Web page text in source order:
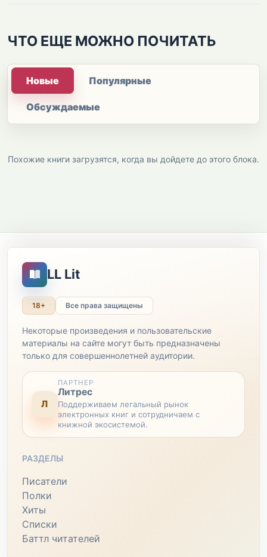
ЧТО ЕЩЕ МОЖНО ПОЧИТАТЬ
Новые Популярные
Обсуждаемые
Похожие книги загрузятся, когда вы дойдете до этого блока.
LL Lit
18+ Все права защищены
Некоторые произведения и пользовательские
материалы на сайте могут быть предназначены
только для совершеннолетней аудитории.
Л
ПАРТНЕР
Литрес
Поддерживаем легальный рынок
электронных книг и сотрудничаем с
книжной экосистемой.
РАЗДЕЛЫ
Писатели
Полки
Хиты
Списки
Баттл читателей